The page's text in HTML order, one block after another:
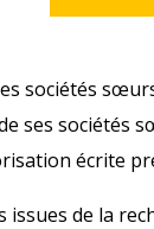
sociétés
ses
écrite
issues de la